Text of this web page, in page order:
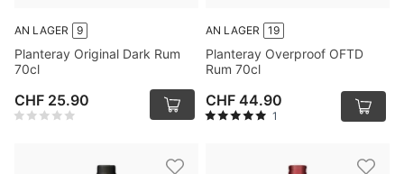
AN LAGER 9
Planteray Original Dark Rum
70cl
CHF 25.90
AN LAGER 19
Planteray Overproof OFTD
Rum 70cl
CHF 44.90
1